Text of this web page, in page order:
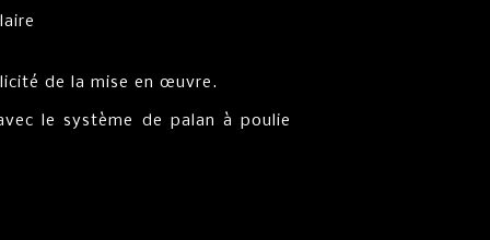
de la mise en œuvre.
le système de palan à poulie